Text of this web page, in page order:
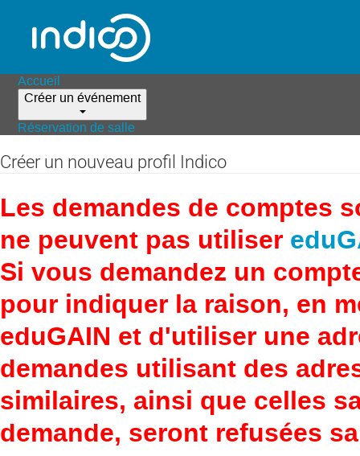
Accueil
Créer un événement
Réservation de salle
Créer un nouveau profil Indico
Les demandes de comptes
ne peuvent pas utiliser
Si vous demandez un
pour indiquer la raison, en
eduGAIN et d'utiliser une
demandes utilisant des
similaires, ainsi que celles
demande, seront refusées